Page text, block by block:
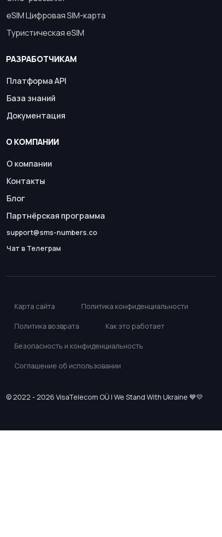
eSIM Цифровая SIM-карта
Туристическая eSIM
РАЗРАБОТЧИКАМ
Платформа API
База знаний
Документация
О КОМПАНИИ
О компании
Контакты
Блог
Партнёрская программа
support@sms-numbers.co
Чат в Телеграм
Карта сайта Политика конфиденциальности
Политика возврата Как это работает
Безопасность и конфиденциальность
Соглашение об использовании
© 2022 - 2026 VisaTelecom OÜ | We Stand With Ukraine 💙💛